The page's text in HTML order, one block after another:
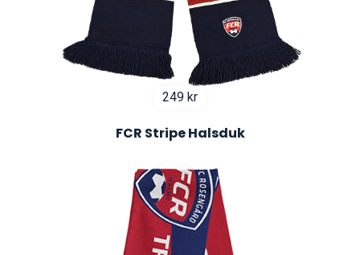
249 kr
FCR Stripe Halsduk